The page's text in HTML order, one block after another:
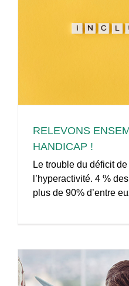
RELEVONS
HANDICAP !
Le trouble du déficit
l’hyperactivité. 4 %
plus de 90% d’entre